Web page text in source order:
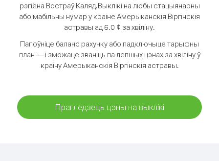
рэгіёна Востраў Каляд.Выклікі на любы стацыянарны
або мабільны нумар у краіне Амерыканскія Віргінскія
астравы ад 6.0 ¢ за хвіліну.
Папоўніце баланс рахунку або падключыце тарыфны
план — і зможаце званіць па лепшых цэнах за хвіліну ў
краіну Амерыканскія Віргінскія астравы.
Прагледзець цэны на выклікі